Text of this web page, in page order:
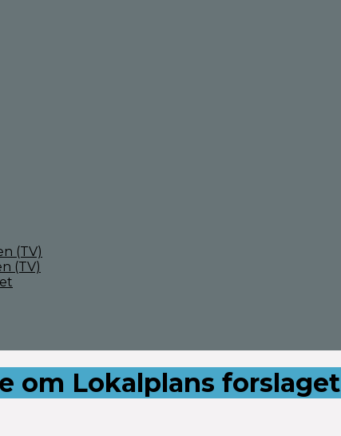
(TV)
(TV)
om Lokalplans forslaget